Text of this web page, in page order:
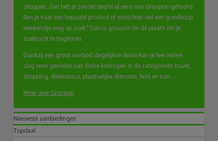
shoppen, dan heb je zonder twijfel al eens van Groupon gehoord.
Ben je naar een bepaald product of misschien wel een goedkoop
weekendje weg op zoek? Dan is groupon.be dé plaats om je
zoektocht te beginnen.
Dankzij een groot aanbod dagelijkse deals kan je hier iedere
dag weer genieten van flinke kortingen in de categorieën travel,
shopping, elektronica, plaatselijke diensten, huis en tuin,...
Meer over Groupon
Nieuwste aanbiedingen
Topdeal